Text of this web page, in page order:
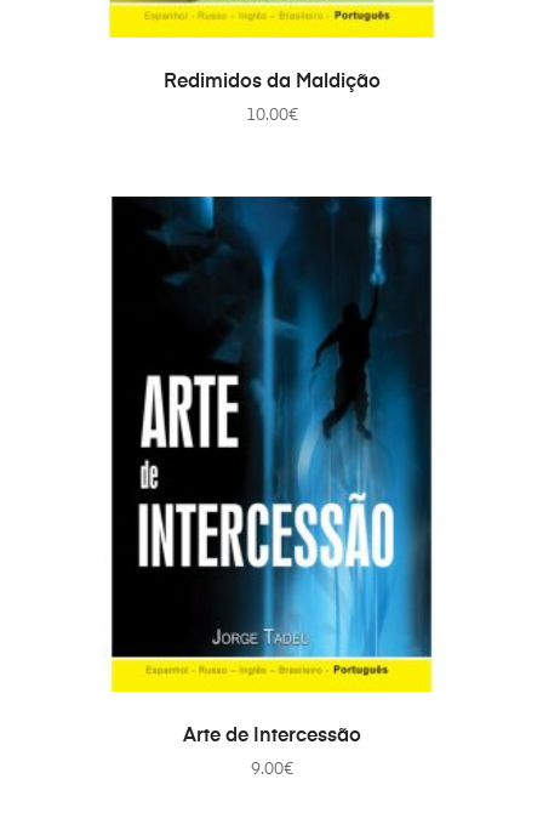
PRIDAŤ DO KOŠÍKA
Redimidos da Maldição
10.00€
PRIDAŤ DO KOŠÍKA
Arte de Intercessão
9.00€